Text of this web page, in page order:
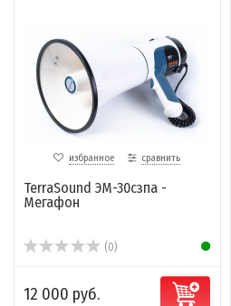
избранное сравнить
TerraSound ЭМ-30сзпа -
Мегафон
(0)
12 000 руб.